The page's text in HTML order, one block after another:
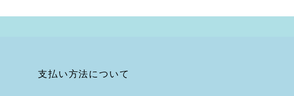
支払い方法について